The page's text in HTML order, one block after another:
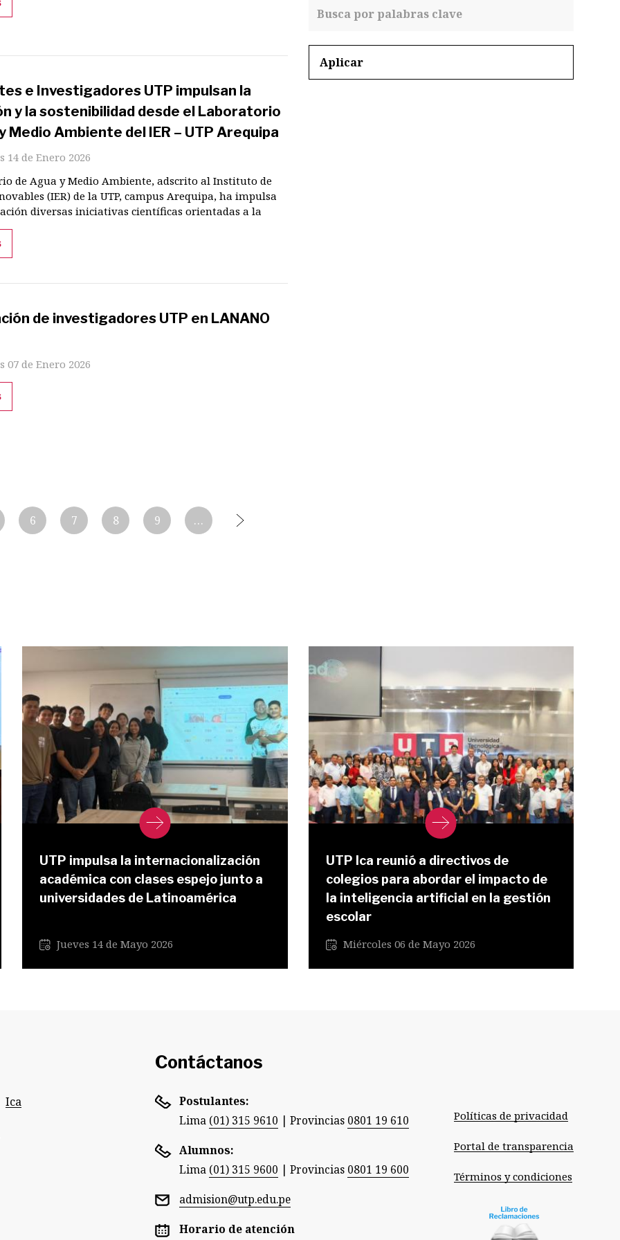
e Investigadores UTP impulsan la
y la sostenibilidad desde el Laboratorio
Medio Ambiente del IER – UTP Arequipa
14 de Enero 2026
de Agua y Medio Ambiente, adscrito al Instituto de
(IER) de la UTP, campus Arequipa, ha impulsa
diversas iniciativas científicas orientadas a la
de investigadores UTP en LANANO
07 de Enero 2026
6 7 8 9 …
Siguiente
Aplicar
UTP impulsa la internacionalización
académica con clases espejo junto a
universidades de Latinoamérica
Jueves 14 de Mayo 2026
UTP Ica reunió a directivos de
colegios para abordar el impacto de
la inteligencia artificial en la gestión
escolar
Miércoles 06 de Mayo 2026
Ica
Contáctanos
Postulantes:
Lima (01) 315 9610 | Provincias 0801 19 610
Alumnos:
Lima (01) 315 9600 | Provincias 0801 19 600
admision@utp.edu.pe
Horario de atención
Políticas de privacidad
Portal de transparencia
Términos y condiciones